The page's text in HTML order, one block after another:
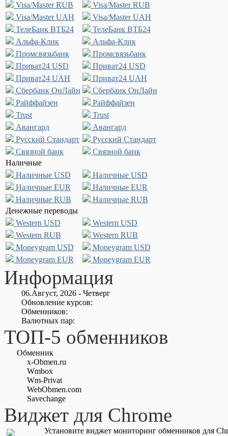
Visa/Master RUB
Visa/Master RUB
Visa/Master UAH
Visa/Master UAH
ТелеБанк ВТБ24
ТелеБанк ВТБ24
Альфа-Клик
Альфа-Клик
Промсвязьбанк
Промсвязьбанк
Приват24 USD
Приват24 USD
Приват24 UAH
Приват24 UAH
Сбербанк ОнЛайн
Сбербанк ОнЛайн
Райффайзен
Райффайзен
Trust
Trust
Авангард
Авангард
Русский Стандарт
Русский Стандарт
Связной банк
Связной банк
Наличные
Наличные USD
Наличные USD
Наличные EUR
Наличные EUR
Наличные RUB
Наличные RUB
Денежные переводы
Western USD
Western USD
Western RUB
Western RUB
Moneygram USD
Moneygram USD
Moneygram EUR
Moneygram EUR
Информация
06.Август, 2026 - Четверг
Обновление курсов:
Обменников:
Валютных пар:
ТОП-5 обменников
Обменник
x-Obmen.ru
Wmbox
Wm-Privat
WebObmen.com
Savechange
Виджет для Chrome
Установите виджет мониторинг обменников для